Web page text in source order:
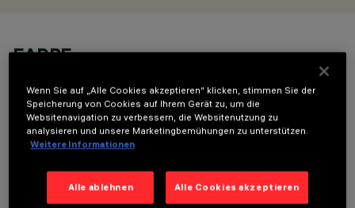
FARBE
OPTIONALE KOMPONENTEN
Wenn Sie auf „Alle Cookies akzeptieren“ klicken, stimmen Sie der
Speicherung von Cookies auf Ihrem Gerät zu, um die
Websitenavigation zu verbessern, die Websitenutzung zu
analysieren und unsere Marketingbemühungen zu unterstützen.
Weitere Informationen
Alle ablehnen Alle Cookies akzeptieren